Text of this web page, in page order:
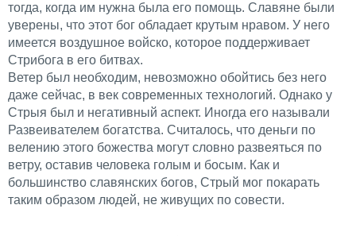
тогда, когда им нужна была его помощь. Славяне были
уверены, что этот бог обладает крутым нравом. У него
имеется воздушное войско, которое поддерживает
Стрибога в его битвах.
Ветер был необходим, невозможно обойтись без него
даже сейчас, в век современных технологий. Однако у
Стрыя был и негативный аспект. Иногда его называли
Развеивателем богатства. Считалось, что деньги по
велению этого божества могут словно развеяться по
ветру, оставив человека голым и босым. Как и
большинство славянских богов, Стрый мог покарать
таким образом людей, не живущих по совести.